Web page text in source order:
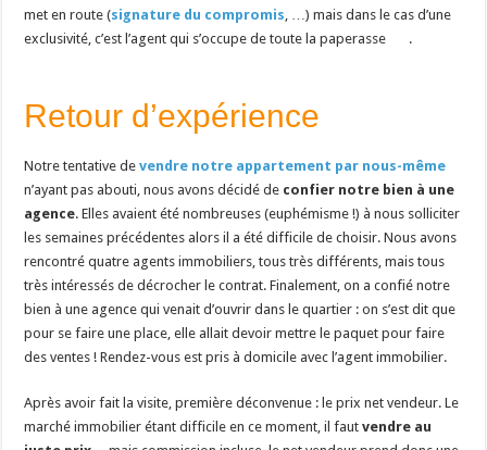
met en route (signature du compromis , …) mais dans le cas d’une
exclusivité, c’est l’agent qui s’occupe de toute la paperasse
.
Retour d’expérience
Notre tentative devendre notre appartement par nous-même
n’ayant pas abouti, nous avons décidé de confier notre bien à une
agence. Elles avaient été nombreuses (euphémisme !) à nous solliciter
les semaines précédentes alors il a été difficile de choisir. Nous avons
rencontré quatre agents immobiliers, tous très différents, mais tous
très intéressés de décrocher le contrat. Finalement, on a confié notre
bien à une agence qui venait d’ouvrir dans le quartier : on s’est dit que
pour se faire une place, elle allait devoir mettre le paquet pour faire
des ventes ! Rendez-vous est pris à domicile avec l’agent immobilier.
Après avoir fait la visite, première déconvenue : le prix net vendeur. Le
marché immobilier étant difficile en ce moment, il fautvendre au